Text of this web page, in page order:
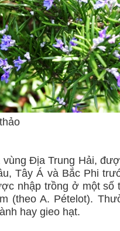
vùng Địa Trung Hải,
Tây Á và Bắc Phi
nhập trồng ở một số
(theo A. Pételot).
hay gieo hạt.